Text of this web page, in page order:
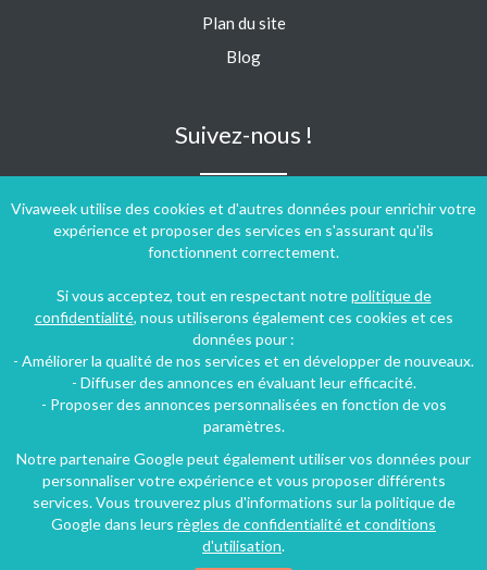
Vivaweek utilise des cookies et d'autres données pour enrichir votre
expérience et proposer des services en s'assurant qu'ils
fonctionnent correctement.
Si vous acceptez, tout en respectant notrepolitique de
confidentialité, nous utiliserons également ces cookies et ces
données pour :
- Améliorer la qualité de nos services et en développer de nouveaux.
- Diffuser des annonces en évaluant leur efficacité.
- Proposer des annonces personnalisées en fonction de vos
paramètres.
Notre partenaire Google peut également utiliser vos données pour
personnaliser votre expérience et vous proposer différents
services. Vous trouverez plus d'informations sur la politique de
Google dans leurs règles de confidentialité et conditions
d'utilisation.
Plan du site
Blog
Suivez-nous !
Conditions générales d'utilisation- Politique de confidentialité
Copyright © 2009 ‐ 2026 Vivaweek ‐ Tous droits réservés ‐
Dernière mise à jour du site : 06 août 2026